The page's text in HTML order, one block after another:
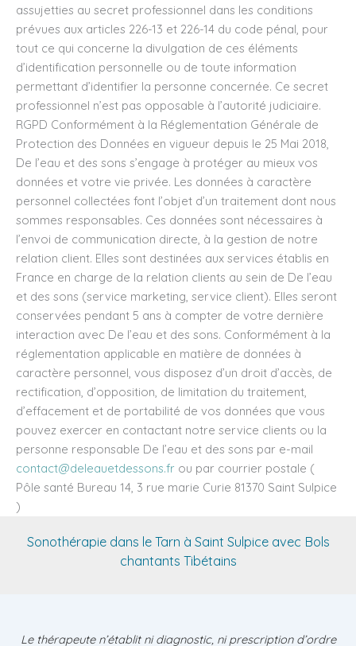
assujetties au secret professionnel dans les conditions
prévues aux articles 226-13 et 226-14 du code pénal, pour
tout ce qui concerne la divulgation de ces éléments
d’identification personnelle ou de toute information
permettant d’identifier la personne concernée. Ce secret
professionnel n’est pas opposable à l’autorité judiciaire.
RGPD Conformément à la Réglementation Générale de
Protection des Données en vigueur depuis le 25 Mai 2018,
De l’eau et des sons s’engage à protéger au mieux vos
données et votre vie privée. Les données à caractère
personnel collectées font l’objet d’un traitement dont nous
sommes responsables. Ces données sont nécessaires à
l’envoi de communication directe, à la gestion de notre
relation client. Elles sont destinées aux services établis en
France en charge de la relation clients au sein de De l’eau
et des sons (service marketing, service client). Elles seront
conservées pendant 5 ans à compter de votre dernière
interaction avec De l’eau et des sons. Conformément à la
réglementation applicable en matière de données à
caractère personnel, vous disposez d’un droit d’accès, de
rectification, d’opposition, de limitation du traitement,
d’effacement et de portabilité de vos données que vous
pouvez exercer en contactant notre service clients ou la
personne responsable De l’eau et des sons par e-mail
contact@deleauetdessons.fr ou par courrier postale (
Pôle santé Bureau 14, 3 rue marie Curie 81370 Saint Sulpice
)
Sonothérapie dans le Tarn à Saint Sulpice avec Bols
chantants Tibétains
Le thérapeute n’établit ni diagnostic, ni prescription d’ordre